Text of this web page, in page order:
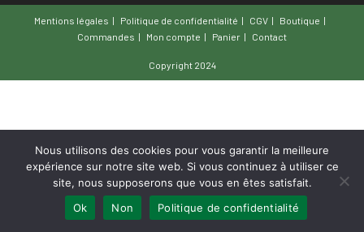
Mentions légales Politique de confidentialité CGV
Boutique
Commandes
Mon compte Panier Contact
Copyright 2024
Nous utilisons des cookies pour vous garantir la meilleure
expérience sur notre site web. Si vous continuez à utiliser ce
site, nous supposerons que vous en êtes satisfait.
Ok
Non Politique de confidentialité